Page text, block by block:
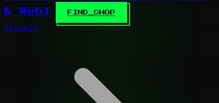
& Web]
FIND_SHOP
Accueil